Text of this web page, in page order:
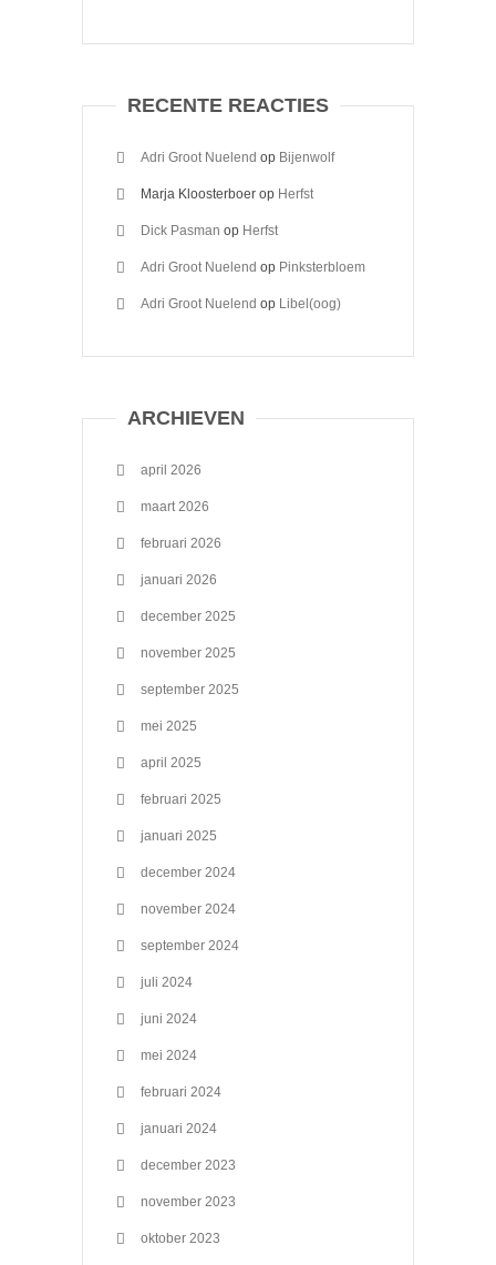
RECENTE REACTIES
Adri Groot Nuelend op Bijenwolf
Marja Kloosterboer op Herfst
Dick Pasman op Herfst
Adri Groot Nuelend op Pinksterbloem
Adri Groot Nuelend op Libel(oog)
ARCHIEVEN
april 2026
maart 2026
februari 2026
januari 2026
december 2025
november 2025
september 2025
mei 2025
april 2025
februari 2025
januari 2025
december 2024
november 2024
september 2024
juli 2024
juni 2024
mei 2024
februari 2024
januari 2024
december 2023
november 2023
oktober 2023